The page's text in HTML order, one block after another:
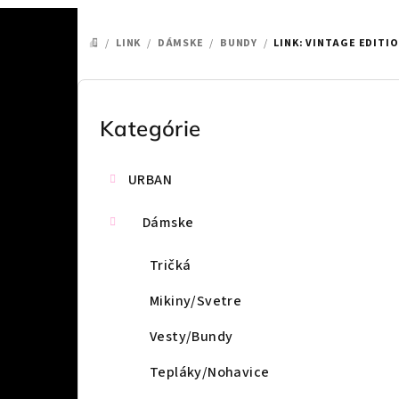
DOMOV
/ LINK / DÁMSKE / BUNDY / LINK: VINTAGE
B
Preskočiť
kategórie
Kategórie
URBAN
Dámske
Tričká
Mikiny/Svetre
Vesty/Bundy
Tepláky/Nohavice